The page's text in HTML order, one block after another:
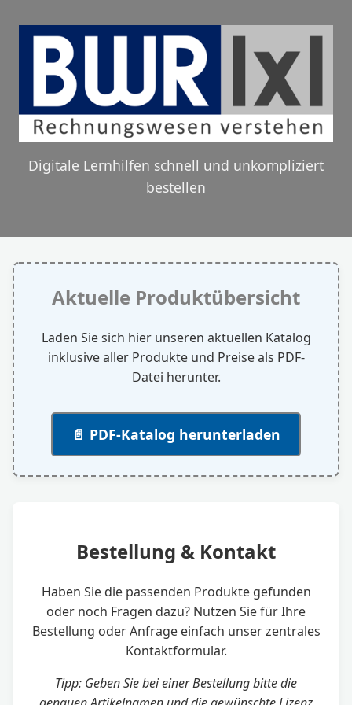
Digitale Lernhilfen schnell und unkompliziert
bestellen
Aktuelle Produktübersicht
Laden Sie sich hier unseren aktuellen Katalog
inklusive aller Produkte und Preise als PDF-
Datei herunter.
📄 PDF-Katalog herunterladen
Bestellung & Kontakt
Haben Sie die passenden Produkte gefunden
oder noch Fragen dazu? Nutzen Sie für Ihre
Bestellung oder Anfrage einfach unser zentrales
Kontaktformular.
Tipp: Geben Sie bei einer Bestellung bitte die